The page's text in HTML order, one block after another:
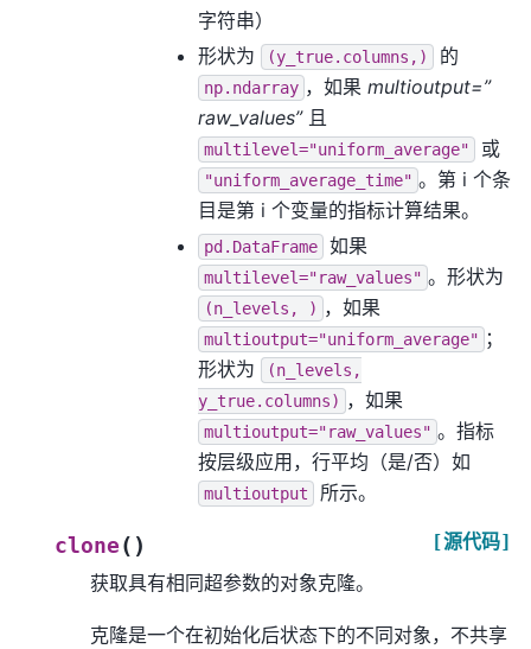
字符串）
形状为
(y_true.columns,) 的
np.ndarray ，如果 multioutput=”
raw_values”且
multilevel="uniform_average" 或
"uniform_average_time" 。第 i 个条
目是第 i 个变量的指标计算结果。
pd.DataFrame 如果
multilevel="raw_values" 。形状为
(n_levels, ) ，如果
multioutput="uniform_average" ；
形状为
(n_levels,
y_true.columns) ，如果
multioutput="raw_values" 。指标
按层级应用，行平均（是/否）如
multioutput 所示。
clone ( ) [源代码]
获取具有相同超参数的对象克隆。
克隆是一个在初始化后状态下的不同对象，不共享